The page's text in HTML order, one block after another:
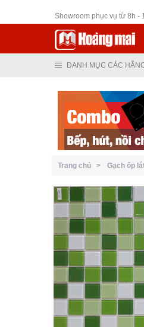
Showroom phục vụ từ 8h -
DANH MỤC CÁC
Trang chủ > Gạch ốp